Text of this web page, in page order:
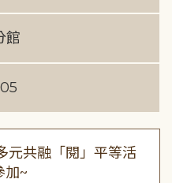
館
元共融「閱」平等活
加~